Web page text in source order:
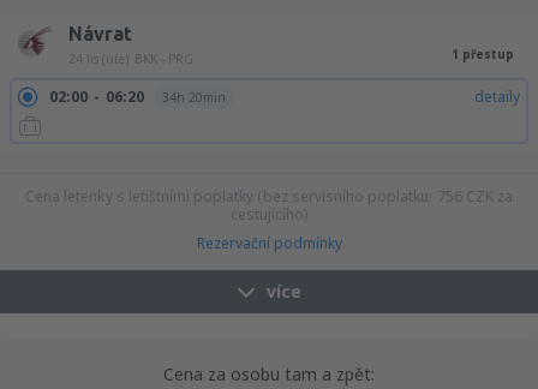
Návrat
24 lis (úte) BKK - PRG 1 přestup
02:00 06:20 34h 20min detaily
Cena letenky s letištními poplatky (bez servisního poplatku: 756 CZK za
cestujícího)
Rezervační podmínky
více
Cena za osobu tam a zpět: